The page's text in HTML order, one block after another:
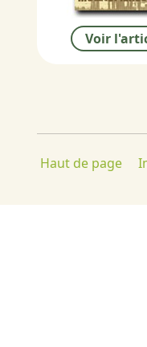
Voir
Haut de page